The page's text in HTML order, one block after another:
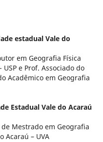
estadual Vale do
em Geografia Física
e Prof. Associado do
Acadêmico em Geografia
Estadual Vale do Acaraú
Mestrado em Geografia
Acaraú – UVA